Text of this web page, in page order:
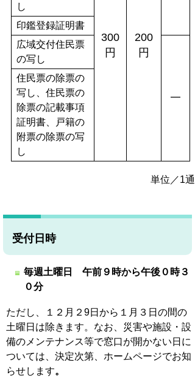
300
円
200
円
し
印鑑登録証明書
広域交付住民票
の写し
━
住民票の除票の
写し、住民票の
除票の記載事項
証明書、戸籍の
附票の除票の写
し
単位／1通
受付日時
毎週土曜日 午前９時から午後０時３
０分
ただし、１２月２9日から１月３日の間の
土曜日は除きます。なお、災害や施設・設
備のメンテナンス等で窓口が開かない日に
ついては、決定次第、ホームページでお知
らせします。